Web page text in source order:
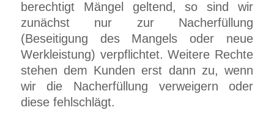
berechtigt Mängel geltend, so sind wir
zunächst nur zur Nacherfüllung
(Beseitigung des Mangels oder neue
Werkleistung) verpflichtet. Weitere Rechte
stehen dem Kunden erst dann zu, wenn
wir die Nacherfüllung verweigern oder
diese fehlschlägt.